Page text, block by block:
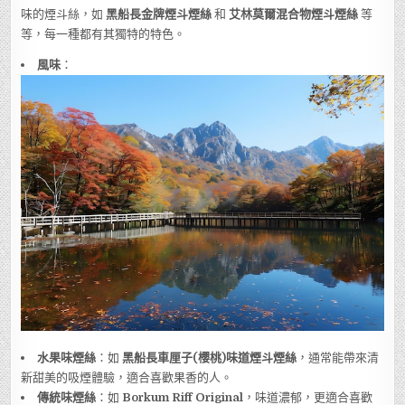
味的煙斗絲，如黑船長金牌煙斗煙絲 和艾林莫爾混合物煙斗煙絲 等
等，每一種都有其獨特的特色。
風味 ：
水果味煙絲 ：如黑船長車厘子(櫻桃)味道煙斗煙絲 ，通常能帶來清
新甜美的吸煙體驗，適合喜歡果香的人。
傳統味煙絲 ：如 Borkum Riff Original ，味道濃郁，更適合喜歡